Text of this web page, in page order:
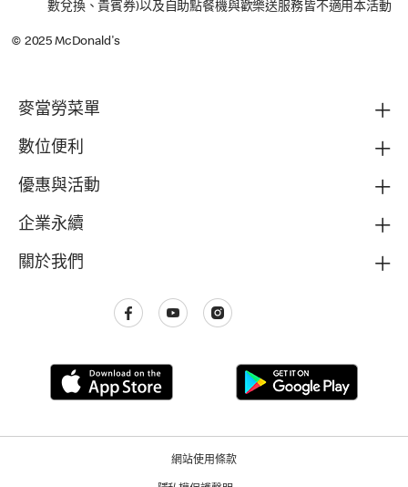
數兌換、貴賓券)以及自助點餐機與歡樂送服務皆不適用本活動
© 2025 McDonald's
麥當勞菜單
數位便利
優惠與活動
企業永續
關於我們
網站使用條款